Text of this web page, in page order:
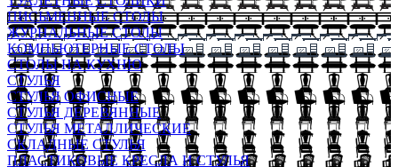
ПИСЬМЕННЫЕ СТОЛЫ
ЖУРНАЛЬНЫЕ СТОЛЫ
КОМПЬЮТЕРНЫЕ СТОЛЫ
СТОЛЫ НА КУХНЮ
СТУЛЬЯ
СТУЛЬЯ ОФИСНЫЕ
СТУЛЬЯ ДЕРЕВЯННЫЕ
СТУЛЬЯ МЕТАЛЛИЧЕСКИЕ
СКЛАДНЫЕ СТУЛЬЯ
ПЛАСТИКОВЫЕ КРЕСЛА И СТУЛЬЯ